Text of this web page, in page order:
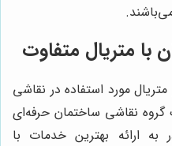
متریال متفاوت
مورد استفاده در نقاشی
نقاشی ساختمان حرفه‌ای
به ارائه بهترین خدمات با